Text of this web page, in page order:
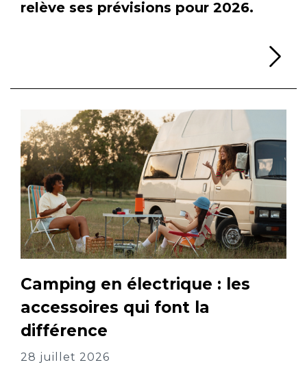
relève ses prévisions pour 2026.
Camping en électrique : les
accessoires qui font la
différence
28 juillet 2026